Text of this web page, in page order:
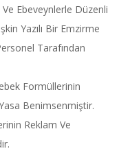
Ebeveynlerle Düzenli
Yazılı Bir Emzirme
Tarafından
Formüllerinin
Benimsenmiştir.
Reklam Ve